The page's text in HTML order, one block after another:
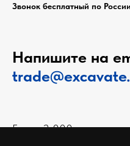
Звонок бесплатный по России
Напишите на
Более 2 000 продавцов